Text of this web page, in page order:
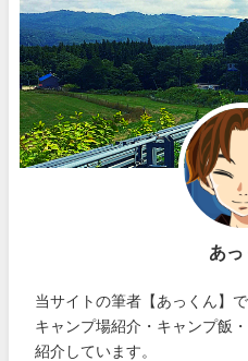
あっ
当サイトの筆者【あっくん】で
キャンプ場紹介・キャンプ飯
紹介しています。